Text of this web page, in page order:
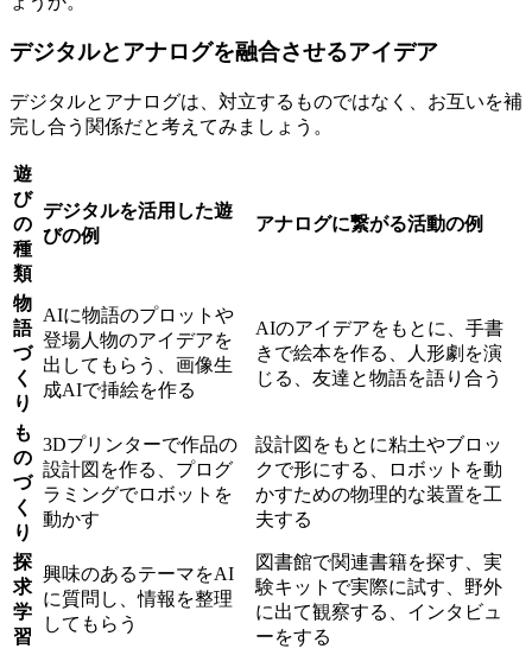
デジタルとアナログを融合させるアイデア
デジタルとアナログは、対立するものではなく、お互いを補
完し合う関係だと考えてみましょう。
遊
び
の
種
類
デジタルを活用した遊
びの例
アナログに繋がる活動の例
物
語
づ
く
り
AIに物語のプロットや
登場人物のアイデアを
出してもらう、画像生
成AIで挿絵を作る
AIのアイデアをもとに、手書
きで絵本を作る、人形劇を演
じる、友達と物語を語り合う
も
の
づ
く
り
3Dプリンターで作品の
設計図を作る、プログ
ラミングでロボットを
動かす
設計図をもとに粘土やブロッ
クで形にする、ロボットを動
かすための物理的な装置を工
夫する
探
求
学
習
興味のあるテーマをAI
に質問し、情報を整理
してもらう
図書館で関連書籍を探す、実
験キットで実際に試す、野外
に出て観察する、インタビュ
ーをする